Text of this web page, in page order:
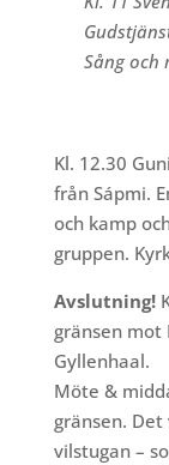
Sång och
Kl. 12.30
från Sápmi.
och kamp
gruppen.
Avslutning!
gränsen
Gyllenhaal.
Möte &
gränsen.
vilstugan –